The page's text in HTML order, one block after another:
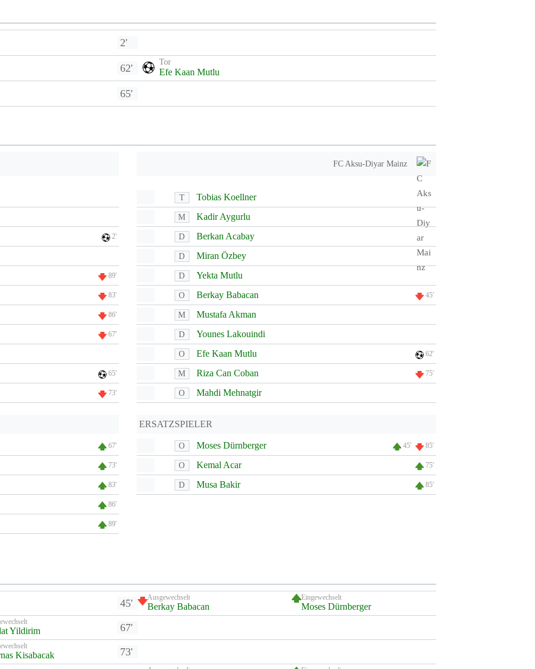
2'
62'
Tor
Efe Kaan Mutlu
65'
2'
89'
83'
86'
67'
65'
73'
67'
73'
83'
86'
89'
FC Aksu-Diyar Mainz
T Tobias Koellner
M Kadir Aygurlu
D Berkan Acabay
D Miran Özbey
D Yekta Mutlu
O Berkay Babacan 45'
M Mustafa Akman
D Younes Lakouindi
O Efe Kaan Mutlu 62'
M Riza Can Coban 75'
O Mahdi Mehnatgir
ERSATZSPIELER
O Moses Dürnberger 45' 85'
O Kemal Acar 75'
D Musa Bakir 85'
45' Ausgewechselt
Berkay Babacan
Eingewechselt
Moses Dürnberger
Yildirim 67'
Kisabacak 73'